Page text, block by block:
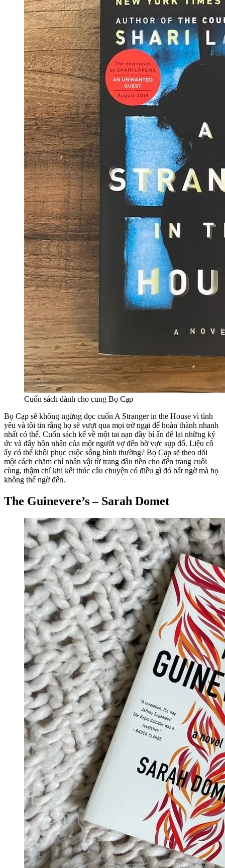
Cuốn sách dành cho cung Bọ Cạp
Bọ Cạp sẽ không ngừng đọc cuốn A Stranger in the House vì tình
yêu và tôi tin rằng họ sẽ vượt qua mọi trở ngại để hoàn thành nhanh
nhất có thể. Cuốn sách kể về một tai nạn đầy bí ẩn để lại những ký
ức và đẩy hôn nhân của một người vợ đến bờ vực sụp đổ. Liệu cô
ấy có thể khôi phục cuộc sống bình thường? Bọ Cạp sẽ theo dõi
một cách chăm chỉ nhân vật từ trang đầu tiên cho đến trang cuối
cùng, thậm chí khi kết thúc câu chuyện có điều gì đó bất ngờ mà họ
không thể ngờ đến.
The Guinevere’s – Sarah Domet